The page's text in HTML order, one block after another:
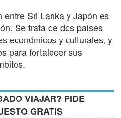
entre Sri Lanka y Japón es
Se trata de dos países
económicos y culturales, y
para fortalecer sus
VIAJAR? PIDE
GRATIS